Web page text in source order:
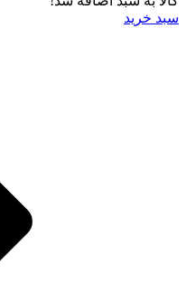
سبد خرید